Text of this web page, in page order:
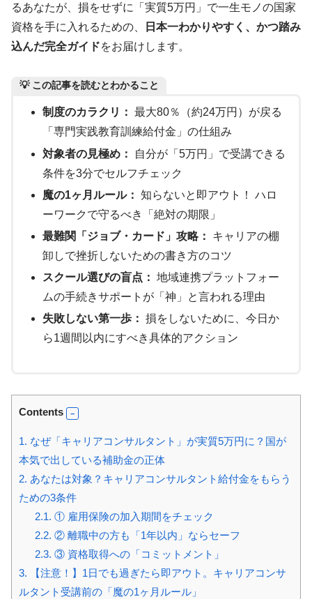
るあなたが、損をせずに「実質5万円」で一生モノの国家
資格を手に入れるための、
日本一わかりやすく、かつ踏み
込んだ完全ガイドをお届けします。
💡 この記事を読むとわかること
制度のカラクリ： 最大80％（約24万円）が戻る
「専門実践教育訓練給付金」の仕組み
対象者の見極め：
自分が「5万円」で受講できる
条件を3分でセルフチェック
魔の1ヶ月ルール： 知らないと即アウト！ ハロ
ーワークで守るべき「絶対の期限」
最難関「ジョブ・カード」攻略：
キャリアの棚
卸しで挫折しないための書き方のコツ
スクール選びの盲点： 地域連携プラットフォー
ムの手続きサポートが「神」と言われる理由
失敗しない第一歩： 損をしないために、今日か
ら1週間以内にすべき具体的アクション
Contents
1. なぜ「キャリアコンサルタント」が実質5万円に？国が
本気で出している補助金の正体
2. あなたは対象？キャリアコンサルタント給付金をもらう
ための3条件
2.1. ① 雇用保険の加入期間をチェック
2.2. ② 離職中の方も「1年以内」ならセーフ
2.3. ③ 資格取得への「コミットメント」
3. 【注意！】1日でも過ぎたら即アウト。キャリアコンサ
ルタント受講前の「魔の1ヶ月ルール」